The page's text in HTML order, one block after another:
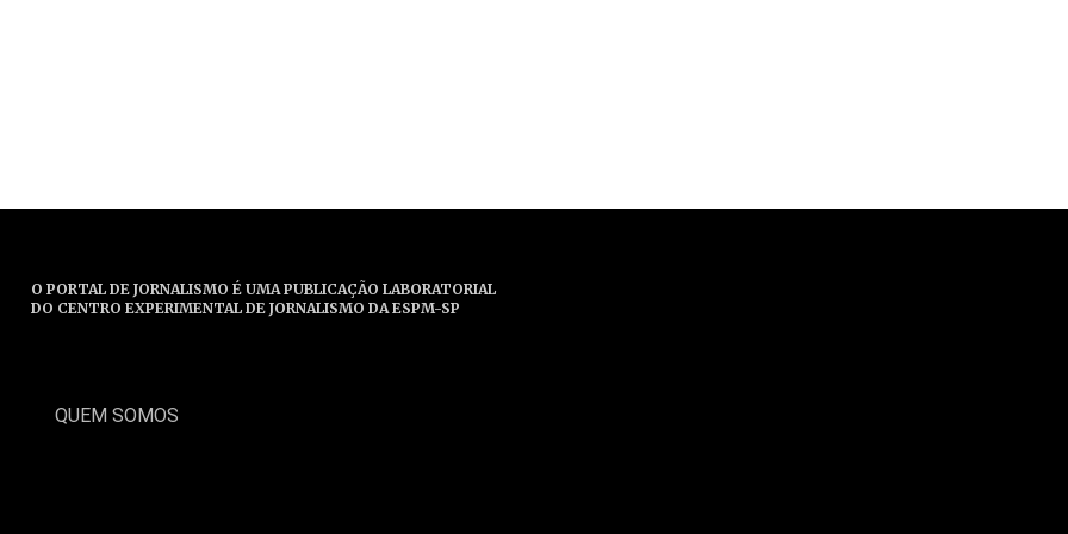
O PORTAL DE JORNALISMO É UMA PUBLICAÇÃO LABORATORIAL
DO CENTRO EXPERIMENTAL DE JORNALISMO DA ESPM-SP
QUEM SOMOS